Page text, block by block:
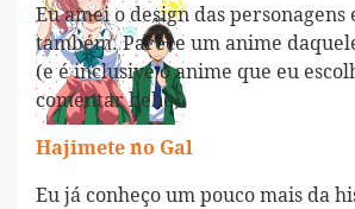
Eu amei o design das personagens
também. Parece um anime
(e é inclusive o anime que eu
comentar hehe).
Hajimete no Gal
Eu já conheço um pouco mais da